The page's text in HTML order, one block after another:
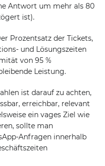
Antwort um mehr als 80
ist).
Prozentsatz der Tickets,
und Lösungszeiten
von 95 %
Leistung.
ist darauf zu achten,
erreichbar, relevant
ein vages Ziel wie
sollte man
Anfragen innerhalb